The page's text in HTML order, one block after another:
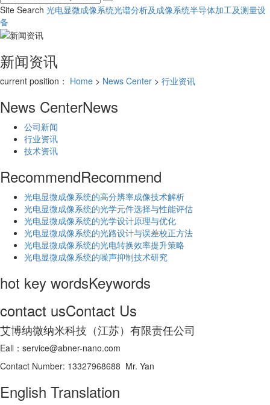
Site Search 光电显微成像系统光谱分析及成像系统半导体加工及测量设
备
新闻资讯
current position： Home > News Center > 行业资讯
News CenterNews
公司新闻
行业资讯
技术资讯
RecommendRecommend
光电显微成像系统的高分辨率成像技术解析
​光电显微成像系统的光学元件选择与性能评估
光电显微成像系统的光学设计原理与优化
光电显微成像系统的光路设计与误差校正方法
光电显微成像系统的光电转换效率提升策略
光电显微成像系统的噪声抑制技术研究
hot key wordsKeywords
contact usContact Us
艾博纳微纳米科技（江苏）有限责任公司
Eall：service@abner-nano.com
Contact Number: 13327968688 Mr. Yan
English Translation